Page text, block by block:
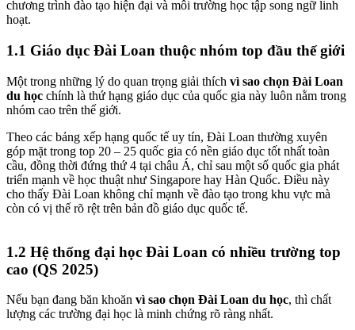
chương trình đào tạo hiện đại và môi trường học tập song ngữ linh
hoạt.
1.1 Giáo dục Đài Loan thuộc nhóm top đầu thế giới
Một trong những lý do quan trọng giải thích vì sao chọn Đài Loan
du học chính là thứ hạng giáo dục của quốc gia này luôn nằm trong
nhóm cao trên thế giới.
Theo các bảng xếp hạng quốc tế uy tín, Đài Loan thường xuyên
góp mặt trong top 20 – 25 quốc gia có nền giáo dục tốt nhất toàn
cầu, đồng thời đứng thứ 4 tại châu Á, chỉ sau một số quốc gia phát
triển mạnh về học thuật như Singapore hay Hàn Quốc. Điều này
cho thấy Đài Loan không chỉ mạnh về đào tạo trong khu vực mà
còn có vị thế rõ rệt trên bản đồ giáo dục quốc tế.
1.2 Hệ thống đại học Đài Loan có nhiều trường top
cao (QS 2025)
Nếu bạn đang băn khoăn vì sao chọn Đài Loan du học, thì chất
lượng các trường đại học là minh chứng rõ ràng nhất.